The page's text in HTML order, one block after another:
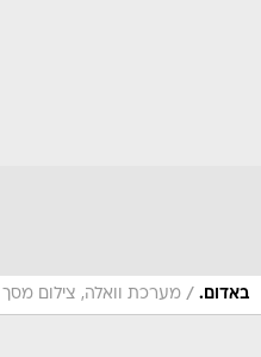
באדום. / מערכת וואלה, צילום מסך